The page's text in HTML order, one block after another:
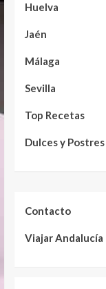
Huelva
Jaén
Málaga
Sevilla
Top Recetas
Dulces y Postres
Contacto
Viajar Andalucía